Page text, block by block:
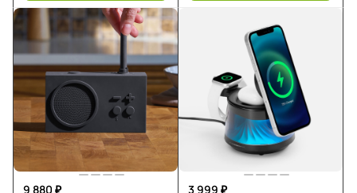
9 880 ₽
3 999 ₽